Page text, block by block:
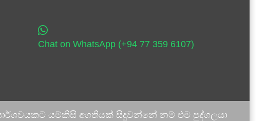
Chat on WhatsApp (+94 77 359 6107)
යම්කිසි අගතියක් සිදුවන්නේ නම් එම පුද්ගලයා